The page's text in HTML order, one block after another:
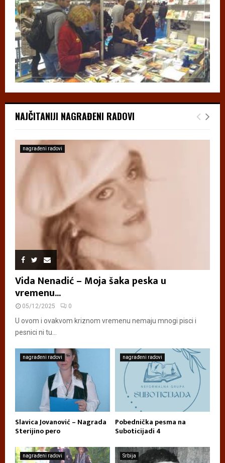
NAJČITANIJI NAGRAĐENI RADOVI
nagrađeni radovi
Vida Nenadić – Moja šaka peska u
vremenu...
05/12/2025 0
U ovom i ovakvom kriznom vremenu nemaju mnogi pisci i
pesnici ni tu...
nagrađeni radovi
Slavica Jovanović – Nagrada
Sterijino pero
nagrađeni radovi
Pobednička pesma na
Suboticijadi 4
nagrađeni radovi Srbija